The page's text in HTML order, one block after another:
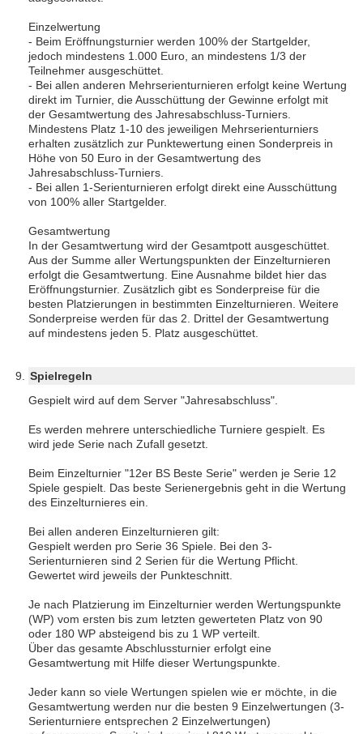
Einzelwertung
- Beim Eröffnungsturnier werden 100% der Startgelder,
jedoch mindestens 1.000 Euro, an mindestens 1/3 der
Teilnehmer ausgeschüttet.
- Bei allen anderen Mehrserienturnieren erfolgt keine Wertung
direkt im Turnier, die Ausschüttung der Gewinne erfolgt mit
der Gesamtwertung des Jahresabschluss-Turniers.
Mindestens Platz 1-10 des jeweiligen Mehrserienturniers
erhalten zusätzlich zur Punktewertung einen Sonderpreis in
Höhe von 50 Euro in der Gesamtwertung des
Jahresabschluss-Turniers.
- Bei allen 1-Serienturnieren erfolgt direkt eine Ausschüttung
von 100% aller Startgelder.
Gesamtwertung
In der Gesamtwertung wird der Gesamtpott ausgeschüttet.
Aus der Summe aller Wertungspunkten der Einzelturnieren
erfolgt die Gesamtwertung. Eine Ausnahme bildet hier das
Eröffnungsturnier. Zusätzlich gibt es Sonderpreise für die
besten Platzierungen in bestimmten Einzelturnieren. Weitere
Sonderpreise werden für das 2. Drittel der Gesamtwertung
auf mindestens jeden 5. Platz ausgeschüttet.
Spielregeln
Gespielt wird auf dem Server "Jahresabschluss".
Es werden mehrere unterschiedliche Turniere gespielt. Es
wird jede Serie nach Zufall gesetzt.
Beim Einzelturnier "12er BS Beste Serie" werden je Serie 12
Spiele gespielt. Das beste Serienergebnis geht in die Wertung
des Einzelturnieres ein.
Bei allen anderen Einzelturnieren gilt:
Gespielt werden pro Serie 36 Spiele. Bei den 3-
Serienturnieren sind 2 Serien für die Wertung Pflicht.
Gewertet wird jeweils der Punkteschnitt.
Je nach Platzierung im Einzelturnier werden Wertungspunkte
(WP) vom ersten bis zum letzten gewerteten Platz von 90
oder 180 WP absteigend bis zu 1 WP verteilt.
Über das gesamte Abschlussturnier erfolgt eine
Gesamtwertung mit Hilfe dieser Wertungspunkte.
Jeder kann so viele Wertungen spielen wie er möchte, in die
Gesamtwertung werden nur die besten 9 Einzelwertungen (3-
Serienturniere entsprechen 2 Einzelwertungen)